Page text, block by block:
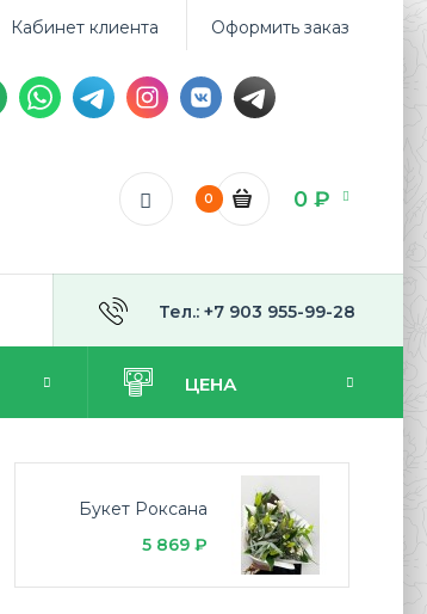
Кабинет клиента Оформить заказ
0 0 ₽
Тел.: +7 903 955-99-28
ЦЕНА
Букет Роксана
5 869 ₽